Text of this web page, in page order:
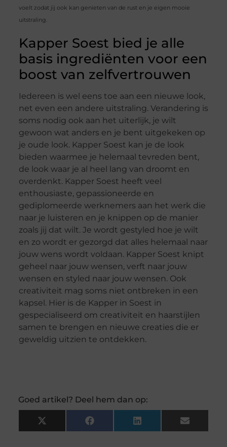
voelt zodat jij ook kan genieten van de rust en je eigen mooie
uitstraling.
Kapper Soest bied je alle
basis ingrediënten voor een
boost van zelfvertrouwen
Iedereen is wel eens toe aan een nieuwe look,
net even een andere uitstraling. Verandering is
soms nodig ook aan het uiterlijk, je wilt
gewoon wat anders en je bent uitgekeken op
je oude look. Kapper Soest kan je de look
bieden waarmee je helemaal tevreden bent,
de look waar je al heel lang van droomt en
overdenkt. Kapper Soest heeft veel
enthousiaste, gepassioneerde en
gediplomeerde werknemers aan het werk die
naar je luisteren en je knippen op de manier
zoals jij dat wilt. Je wordt gestyled hoe je wilt
en zo wordt er gezorgd dat alles helemaal naar
jouw wens wordt voldaan. Kapper Soest knipt
geheel naar jouw wensen, verft naar jouw
wensen en styled naar jouw wensen. Ook
creativiteit mag soms niet ontbreken in een
kapsel. Hier is de Kapper in Soest in
gespecialiseerd om creativiteit en haarstijlen
samen te brengen en nieuwe creaties die er
geweldig uitzien te ontdekken.
Goed artikel? Deel hem dan op:
X
(Twitter)
Facebook LinkedIn Email